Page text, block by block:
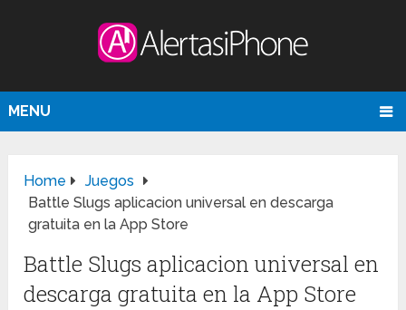
MENU
Home
Juegos
Battle Slugs aplicacion universal en descarga
gratuita en la App Store
Battle Slugs aplicacion universal en
descarga gratuita en la App Store